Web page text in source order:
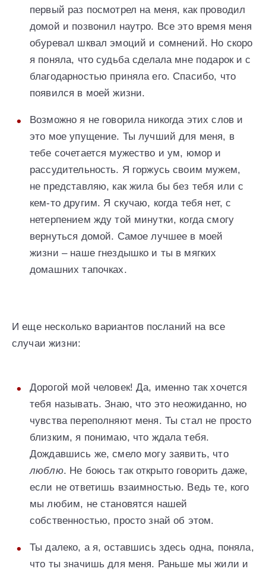
первый раз посмотрел на меня, как проводил
домой и позвонил наутро. Все это время меня
обуревал шквал эмоций и сомнений. Но скоро
я поняла, что судьба сделала мне подарок и с
благодарностью приняла его. Спасибо, что
появился в моей жизни.
Возможно я не говорила никогда этих слов и
это мое упущение. Ты лучший для меня, в
тебе сочетается мужество и ум, юмор и
рассудительность. Я горжусь своим мужем,
не представляю, как жила бы без тебя или с
кем-то другим. Я скучаю, когда тебя нет, с
нетерпением жду той минутки, когда смогу
вернуться домой. Самое лучшее в моей
жизни – наше гнездышко и ты в мягких
домашних тапочках.
И еще несколько вариантов посланий на все
случаи жизни:
Дорогой мой человек! Да, именно так хочется
тебя называть. Знаю, что это неожиданно, но
чувства переполняют меня. Ты стал не просто
близким, я понимаю, что ждала тебя.
Дождавшись же, смело могу заявить, что
люблю. Не боюсь так открыто говорить даже,
если не ответишь взаимностью. Ведь те, кого
мы любим, не становятся нашей
собственностью, просто знай об этом.
Ты далеко, а я, оставшись здесь одна, поняла,
что ты значишь для меня. Раньше мы жили и